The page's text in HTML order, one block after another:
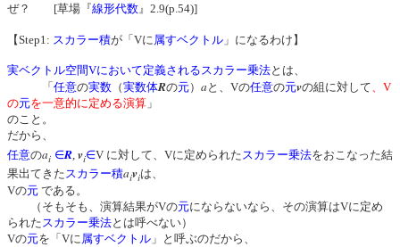
ぜ？ [草場『線形代数 』2.9(p.54)]
【Step1: スカラー積が「Vに 属すベクトル 」になるわけ】
実ベクトル空間Vにおいて定義されるスカラー乗法とは、
「 任意の実数 （実数体Rの元） a と、Vの任意の元vの組に対して 、V
の元を一意的に定める演算 」
のこと。
だから、
任意のai ∈R vi∈V に対して、Vに定められた スカラー乗法をおこなった結
果出てきた スカラー積aiviは、
Vの元 である。
（そもそも、演算結果がVの元にならないなら、その演算はVに定め
られたスカラー乗法とは呼べない）
Vの元を「Vに属すベクトル 」と呼ぶのだから、